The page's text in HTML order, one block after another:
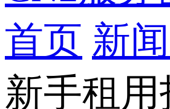
首页 新
新手租